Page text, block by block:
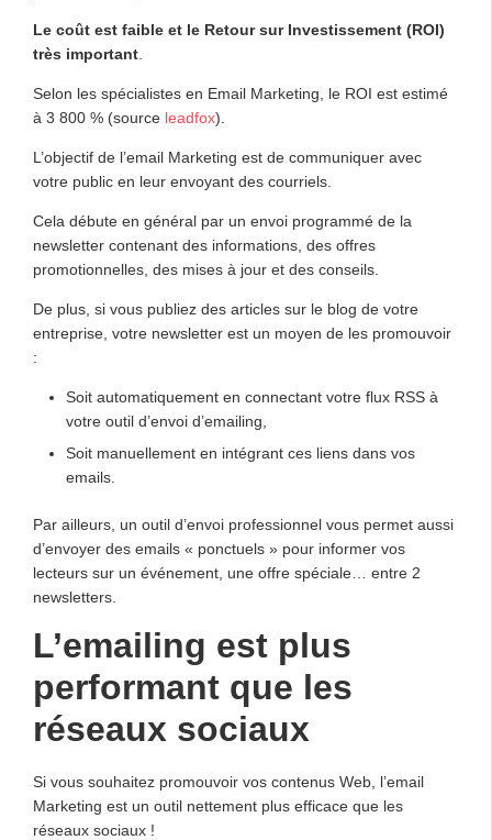
Le coût est faible et le Retour sur Investissement (ROI)
très important
Selon les spécialistes en Email Marketing, le ROI est estimé
à 3 800 % (source leadfox).
L’objectif de l’email Marketing est de communiquer avec
votre public en leur envoyant des courriels.
Cela débute en général par un envoi programmé de la
newsletter contenant des informations, des offres
promotionnelles, des mises à jour et des conseils.
De plus, si vous publiez des articles sur le blog de votre
entreprise, votre newsletter est un moyen de les promouvoir
:
Soit automatiquement en connectant votre flux RSS à
votre outil d’envoi d’emailing,
Soit manuellement en intégrant ces liens dans vos
emails.
Par ailleurs, un outil d’envoi professionnel vous permet aussi
d’envoyer des emails « ponctuels » pour informer vos
lecteurs sur un événement, une offre spéciale… entre 2
newsletters.
L’emailing est plus
performant que les
réseaux sociaux
Si vous souhaitez promouvoir vos contenus Web, l’email
Marketing est un outil nettement plus efficace que les
réseaux sociaux !